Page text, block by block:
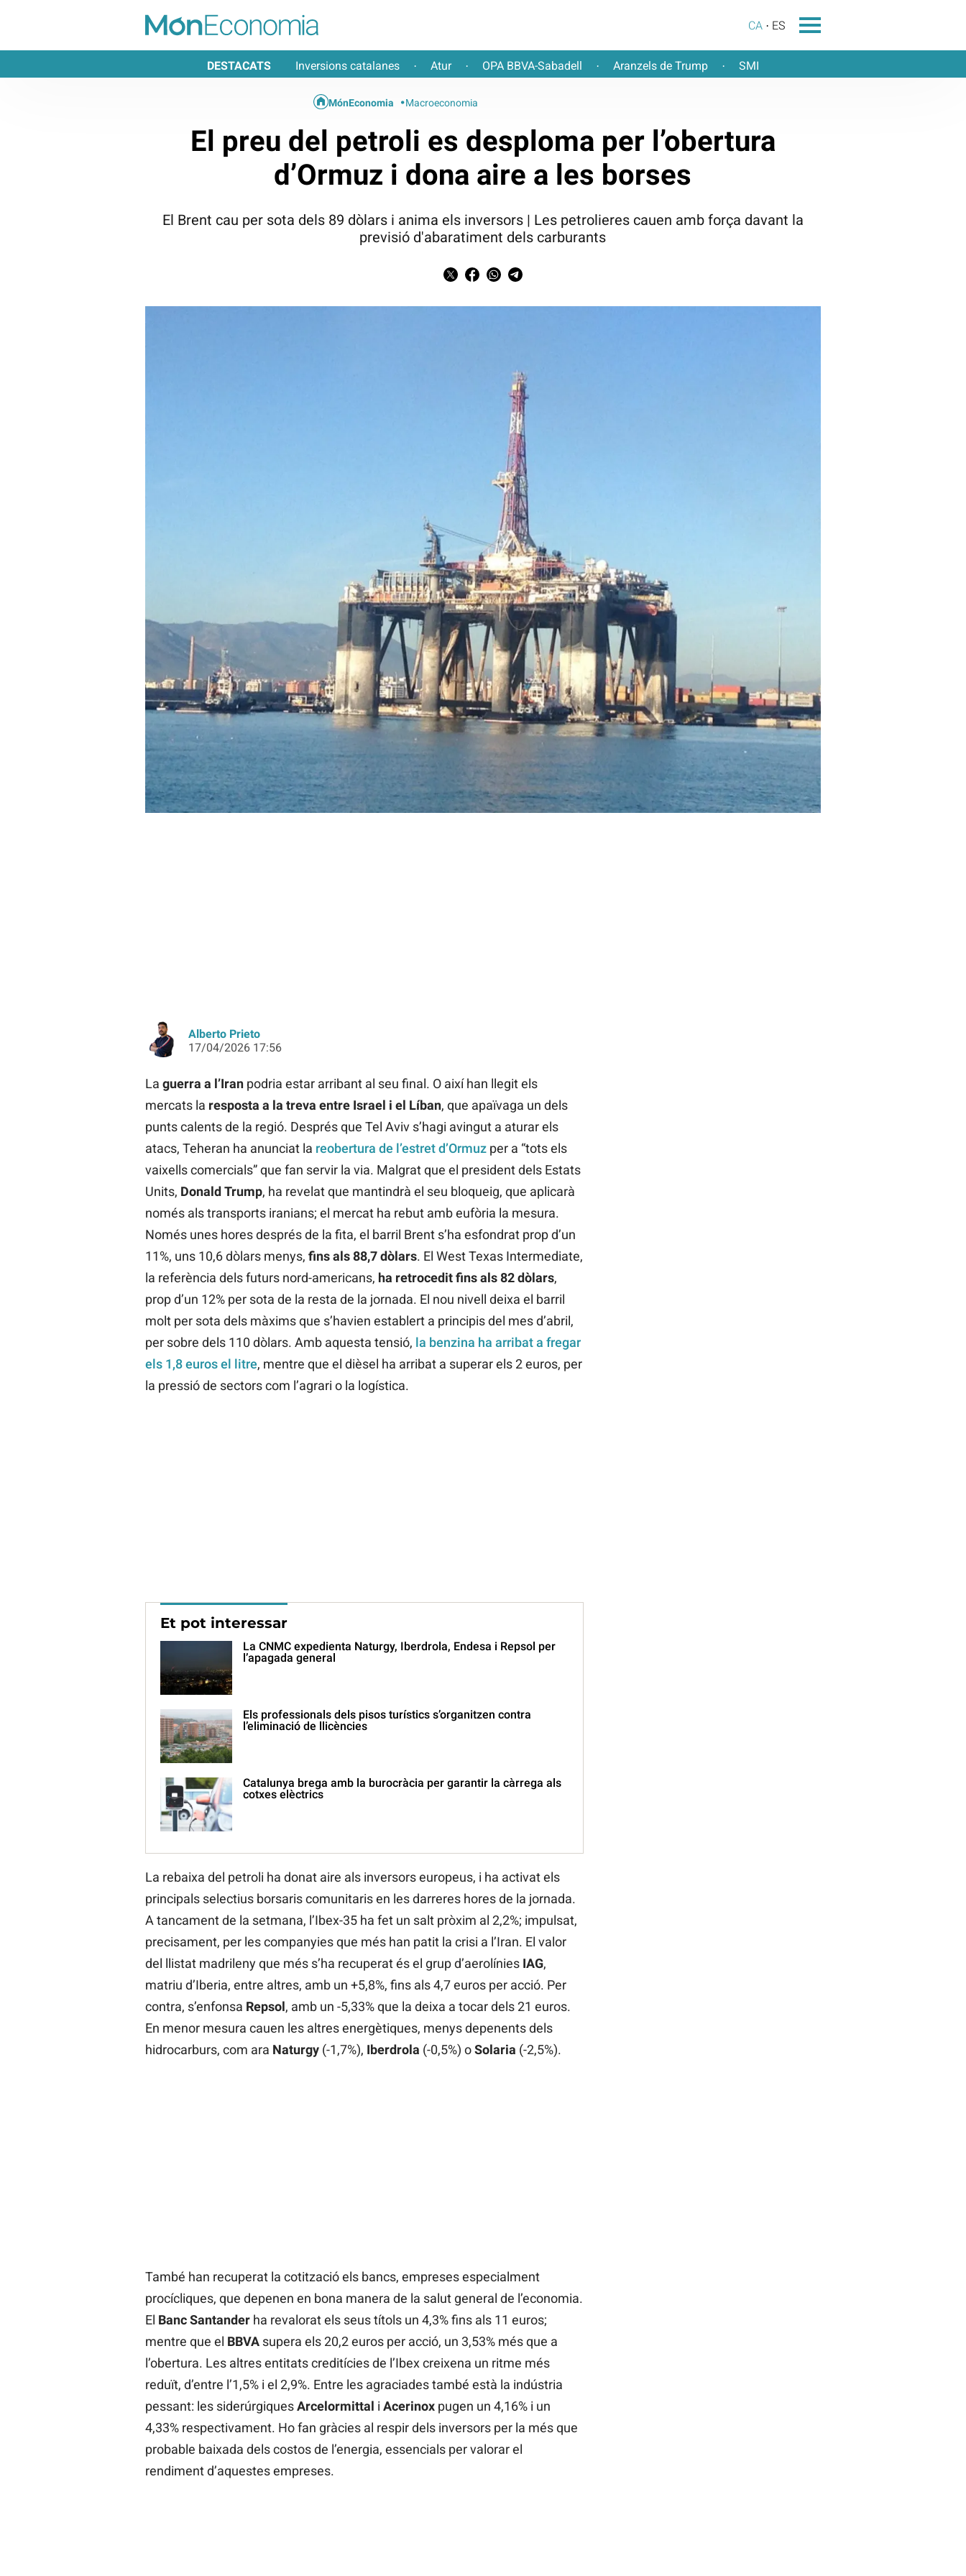
CA ES
DESTACATS Inversions catalanes · Atur · OPA BBVA-Sabadell · Aranzels de Trump · SMI
La plataforma petrolífera Sedco 702, que va arribar al port de Màlaga el mes de juny passat, ha partit aquest dissabte des del moll
nou cap al seu pròxim destí, Turquia, on serà desballestada de manera definitiva | EUROPA PRESS / MÁLAGAPORT
MónEconomia Macroeconomia
El preu del petroli es desploma per l’obertura
d’Ormuz i dona aire a les borses
El Brent cau per sota dels 89 dòlars i anima els inversors | Les petrolieres cauen amb força davant la
previsió d'abaratiment dels carburants
Alberto Prieto
17/04/2026 17:56
La guerra a l’Iranpodria estar arribant al seu final. O així han llegit els
mercats la resposta a la treva entre Israel i el Líban, que apaïvaga un dels
punts calents de la regió. Després que Tel Aviv s’hagi avingut a aturar els
atacs, Teheran ha anunciat la reobertura de l’estret d’Ormuzper a “tots els
vaixells comercials” que fan servir la via. Malgrat que el president dels Estats
Units, Donald Trump, ha revelat que mantindrà el seu bloqueig, que aplicarà
només als transports iranians; el mercat ha rebut amb eufòria la mesura.
Només unes hores després de la fita, el barril Brent s’ha esfondrat prop d’un
11%, uns 10,6 dòlars menys, fins als 88,7 dòlars. El West Texas Intermediate,
la referència dels futurs nord-americans, ha retrocedit fins als 82 dòlars,
prop d’un 12% per sota de la resta de la jornada. El nou nivell deixa el barril
molt per sota dels màxims que s’havien establert a principis del mes d’abril,
per sobre dels 110 dòlars. Amb aquesta tensió, la benzina ha arribat a fregar
els 1,8 euros el litre, mentre que el dièsel ha arribat a superar els 2 euros, per
la pressió de sectors com l’agrari o la logística.
Et pot interessar
La CNMC expedienta Naturgy, Iberdrola, Endesa i Repsol per
l’apagada general
Els professionals dels pisos turístics s’organitzen contra
l’eliminació de llicències
Catalunya brega amb la burocràcia per garantir la càrrega als
cotxes elèctrics
La rebaixa del petroli ha donat aire als inversors europeus, i ha activat els
principals selectius borsaris comunitaris en les darreres hores de la jornada.
A tancament de la setmana, l’Ibex-35 ha fet un salt pròxim al 2,2%; impulsat,
precisament, per les companyies que més han patit la crisi a l’Iran. El valor
del llistat madrileny que més s’ha recuperat és el grup d’aerolínies IAG,
matriu d’Iberia, entre altres, amb un +5,8%, fins als 4,7 euros per acció. Per
contra, s’enfonsa Repsol, amb un -5,33% que la deixa a tocar dels 21 euros.
En menor mesura cauen les altres energètiques, menys depenents dels
hidrocarburs, com ara Naturgy(-1,7%), Iberdrola (-0,5%) oSolaria (-2,5%).
També han recuperat la cotització els bancs, empreses especialment
procícliques, que depenen en bona manera de la salut general de l’economia.
El Banc Santanderha revalorat els seus títols un 4,3% fins als 11 euros;
mentre que el BBVAsupera els 20,2 euros per acció, un 3,53% més que a
l’obertura. Les altres entitats creditícies de l’Ibex creixena un ritme més
reduït, d’entre l’1,5% i el 2,9%. Entre les agraciades també està la indústria
pessant: les siderúrgiquesArcelormittal i Acerinoxpugen un 4,16% i un
4,33% respectivament. Ho fan gràcies al respir dels inversors per la més que
probable baixada dels costos de l’energia, essencials per valorar el
rendiment d’aquestes empreses.